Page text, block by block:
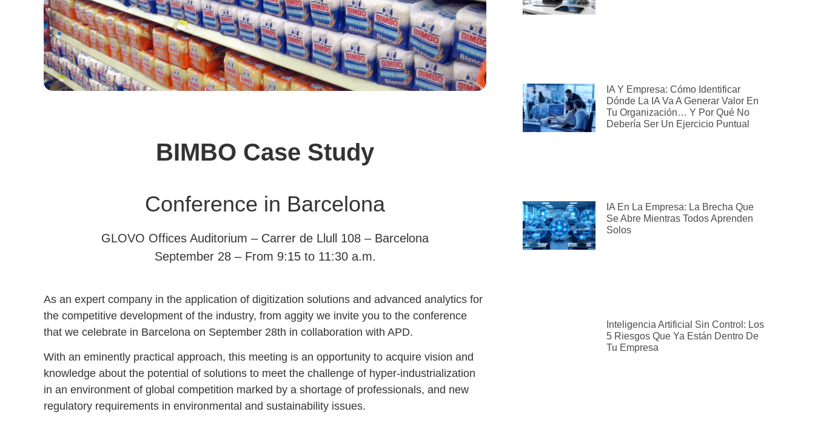
BIMBO Case Study
Conference in Barcelona
GLOVO Offices Auditorium – Carrer de Llull 108 – Barcelona
September 28 – From 9:15 to 11:30 a.m.
As an expert company in the application of digitization solutions and advanced analytics for
the competitive development of the industry, from aggity we invite you to the conference
that we celebrate in Barcelona on September 28th in collaboration with APD.
With an eminently practical approach, this meeting is an opportunity to acquire vision and
knowledge about the potential of solutions to meet the challenge of hyper-industrialization
in an environment of global competition marked by a shortage of professionals, and new
regulatory requirements in environmental and sustainability issues.
IA Y Empresa: Cómo Identificar
Dónde La IA Va A Generar Valor En
Tu Organización… Y Por Qué No
Debería Ser Un Ejercicio Puntual
IA En La Empresa: La Brecha Que
Se Abre Mientras Todos Aprenden
Solos
Inteligencia Artificial Sin Control: Los
5 Riesgos Que Ya Están Dentro De
Tu Empresa